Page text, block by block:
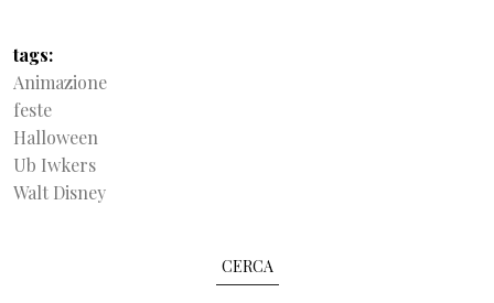
tags
Animazione
feste
Halloween
Ub Iwkers
Walt Disney
CERCA